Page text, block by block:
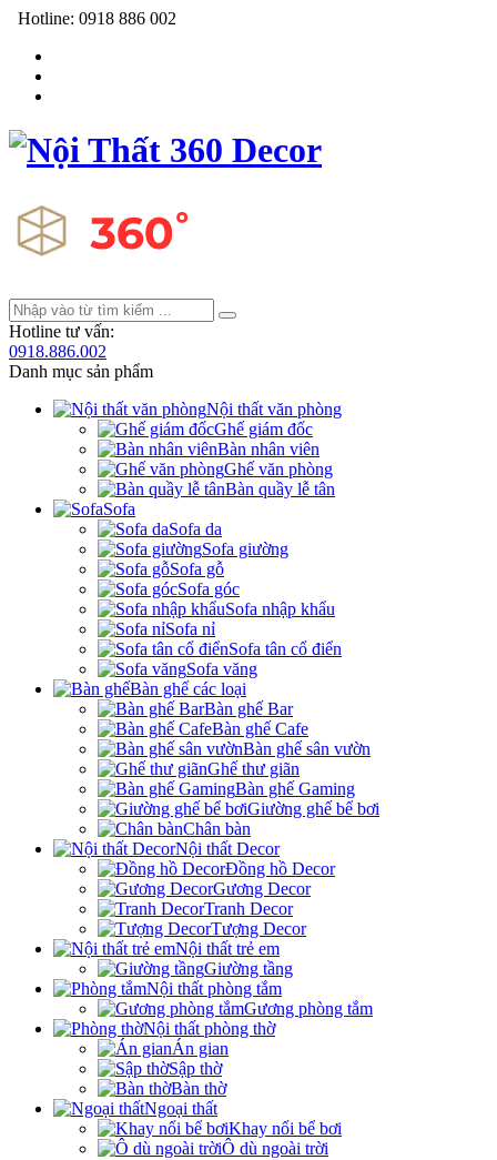
Hotline: 0918 886 002
Hotline tư vấn:
0918.886.002
Danh mục sản phẩm
Nội thất văn phòng
Ghế giám đốc
Bàn nhân viên
Ghế văn phòng
Bàn quầy lễ tân
Sofa
Sofa da
Sofa giường
Sofa gỗ
Sofa góc
Sofa nhập khẩu
Sofa nỉ
Sofa tân cổ điển
Sofa văng
Bàn ghế các loại
Bàn ghế Bar
Bàn ghế Cafe
Bàn ghế sân vườn
Ghế thư giãn
Bàn ghế Gaming
Giường ghế bể bơi
Chân bàn
Nội thất Decor
Đồng hồ Decor
Gương Decor
Tranh Decor
Tượng Decor
Nội thất trẻ em
Giường tầng
Nội thất phòng tắm
Gương phòng tắm
Nội thất phòng thờ
Án gian
Sập thờ
Bàn thờ
Ngoại thất
Khay nổi bể bơi
Ô dù ngoài trời